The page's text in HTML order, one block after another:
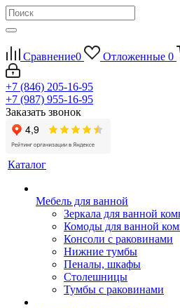
Сравнение0 Отложенные 0
+7 (846) 205-16-95
+7 (987) 955-16-95
Заказать звонок
Каталог
Мебель для ванной
Зеркала для ванной
Комоды для ванной
Консоли с раковинами
Нижние тумбы
Пеналы, шкафы
Столешницы
Тумбы с раковинами